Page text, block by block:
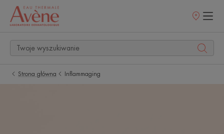
Punkty
Strona główna Inflammaging